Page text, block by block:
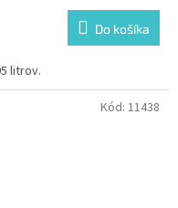
Do košíka
litrov.
Kód: 11438